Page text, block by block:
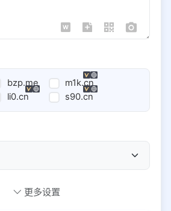
bzp.me
m1k.cn
li0.cn s90.cn
更多设置